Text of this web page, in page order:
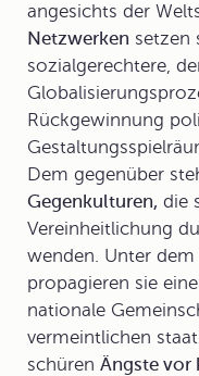
angesichts der
Netzwerken setzen
sozialgerechtere,
Rückgewinnung
Dem gegenüber
Gegenkulturen, die
Vereinheitlichung
wenden. Unter
propagieren sie
nationale
vermeintlichen
schüren Ängste vor